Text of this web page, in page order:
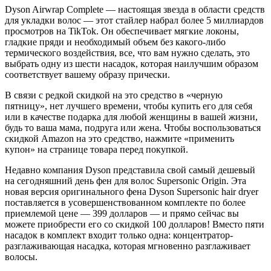
Dyson Airwrap Complete — настоящая звезда в области средств
для укладки волос — этот стайлер набрал более 5 миллиардов
просмотров на TikTok. Он обеспечивает мягкие локоны,
гладкие пряди и необходимый объем без какого-либо
термического воздействия, все, что вам нужно сделать, это
выбрать одну из шести насадок, которая наилучшим образом
соответствует вашему образу прически.
В связи с редкой скидкой на это средство в «черную
пятницу», нет лучшего времени, чтобы купить его для себя
или в качестве подарка для любой женщины в вашей жизни,
будь то ваша мама, подруга или жена. Чтобы воспользоваться
скидкой Amazon на это средство, нажмите «применить
купон» на странице товара перед покупкой.
Недавно компания Dyson представила свой самый дешевый
на сегодняшний день фен для волос Supersonic Origin. Эта
новая версия оригинального фена Dyson Supersonic hair dryer
поставляется в усовершенствованном комплекте по более
приемлемой цене — 399 долларов — и прямо сейчас вы
можете приобрести его со скидкой 100 долларов! Вместо пяти
насадок в комплект входит только одна: концентратор-
разглаживающая насадка, которая мгновенно разглаживает
волосы.